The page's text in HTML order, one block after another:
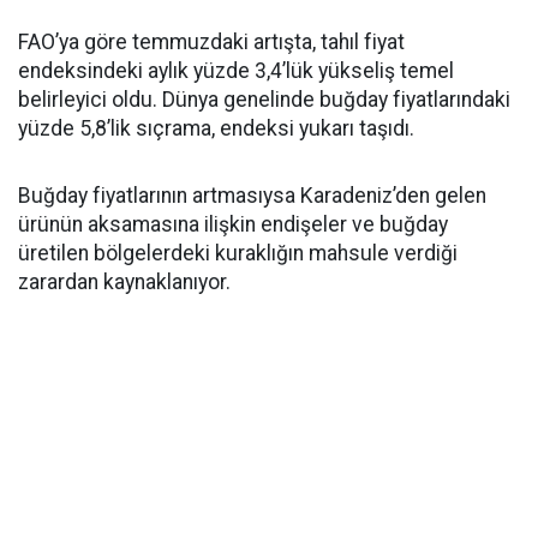
FAO’ya göre temmuzdaki artışta, tahıl fiyat
endeksindeki aylık yüzde 3,4’lük yükseliş temel
belirleyici oldu. Dünya genelinde buğday fiyatlarındaki
yüzde 5,8’lik sıçrama, endeksi yukarı taşıdı.
Buğday fiyatlarının artmasıysa Karadeniz’den gelen
ürünün aksamasına ilişkin endişeler ve buğday
üretilen bölgelerdeki kuraklığın mahsule verdiği
zarardan kaynaklanıyor.